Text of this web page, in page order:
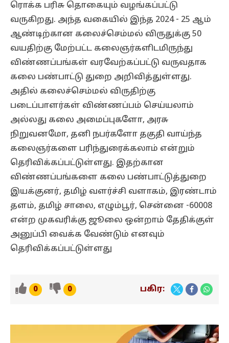
ரொக்க பரிசு தொகையும் வழங்கப்பட்டு
வருகிறது. அந்த வகையில் இந்த 2024 - 25 ஆம்
ஆண்டிற்கான கலைச்செம்மல் விருதுக்கு 50
வயதிற்கு மேற்பட்ட கலைஞர்களிடமிருந்து
விண்ணப்பங்கள் வரவேற்கப்பட்டு வருவதாக
கலை பண்பாட்டு துறை அறிவித்துள்ளது.
அதில் கலைச்செம்மல் விருதிற்கு
படைப்பாளர்கள் விண்ணப்பம் செய்யலாம்
அல்லது கலை அமைப்புகளோ, அரசு
நிறுவனமோ, தனி நபர்களோ தகுதி வாய்ந்த
கலைஞர்களை பரிந்துரைக்கலாம் என்றும்
தெரிவிக்கப்பட்டுள்ளது. இதற்கான
விண்ணப்பங்களை கலை பண்பாட்டுத்துறை
இயக்குனர், தமிழ் வளர்ச்சி வளாகம், இரண்டாம்
தளம், தமிழ் சாலை, எழும்பூர், சென்னை -60008
என்ற முகவரிக்கு ஜூலை ஒன்றாம் தேதிக்குள்
அனுப்பி வைக்க வேண்டும் எனவும்
தெரிவிக்கப்பட்டுள்ளது
0 0 பகிர: